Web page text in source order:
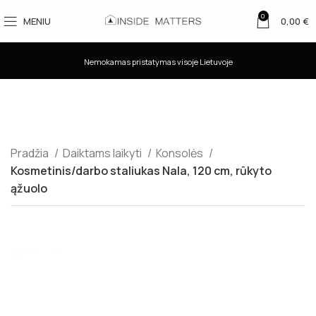
MENIU 0 0,00 €
Nemokamas pristatymas visoje Lietuvoje
Pradžia Daiktams laikyti
Konsolės
Kosmetinis/darbo staliukas Nala, 120 cm, rūkyto
ąžuolo